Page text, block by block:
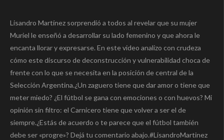
Lisandro Martínez sorprendió a todos al revelar que su mujer
Muriel le enseñó a desarrollar su lado femenino y que ahora le
encanta llorar y expresarse. En este video analizo con crudeza
cómo este discurso de deconstrucción y vulnerabilidad choca de
frente con lo que se necesita en la posición de central de la
Selección Argentina.¿Un zaguero tiene que dar amor o tiene que
meter miedo? ¿El fútbol se gana con emociones o con huevos? Mi
opinión sin filtro: el Carnicero tiene que volver a ser el de
siempre.¿Estás de acuerdo o te parece que el fútbol también
debe ser «progre»? Dejá tu comentario abajo.#LisandroMartinez